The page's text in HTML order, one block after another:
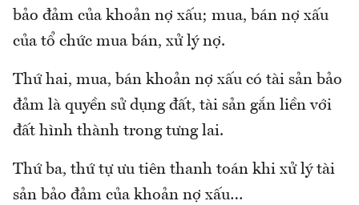
bảo đảm của khoản nợ xấu; mua, bán nợ xấu
của tổ chức mua bán, xử lý nợ.
Thứ hai, mua, bán khoản nợ xấu có tài sản bảo
đảm là quyền sử dụng đất, tài sản gắn liền với
đất hình thành trong tưng lai.
Thứ ba, thứ tự ưu tiên thanh toán khi xử lý tài
sản bảo đảm của khoản nợ xấu…